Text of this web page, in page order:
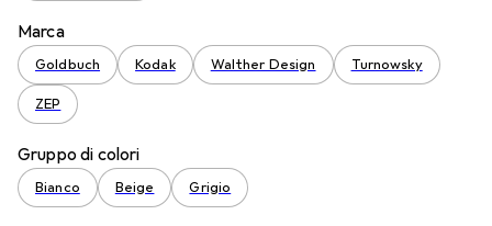
Marca
Goldbuch Kodak Walther Design Turnowsky
ZEP
Gruppo di colori
Bianco Beige Grigio